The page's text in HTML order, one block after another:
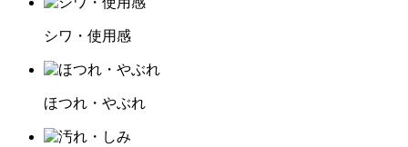
シワ・使用感
ほつれ・やぶれ